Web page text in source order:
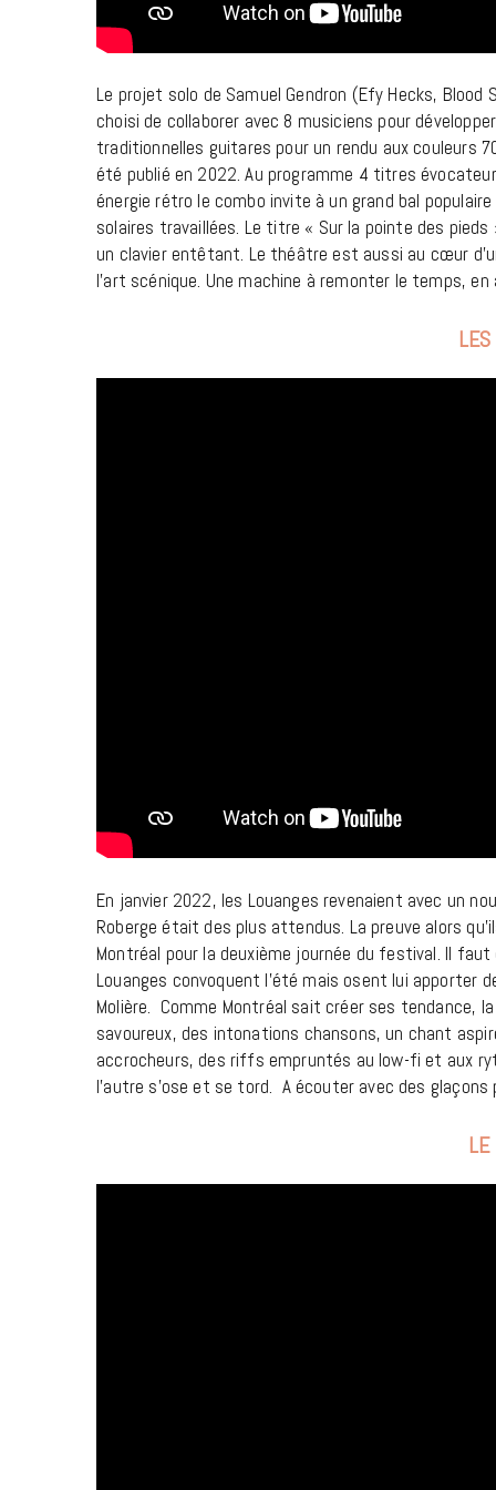
Le projet solo de Samuel Gendron (Efy Hecks,
choisi de collaborer avec 8 musiciens pour
traditionnelles guitares pour un rendu aux couleurs
été publié en 2022. Au programme 4 titres
énergie rétro le combo invite à un grand bal
solaires travaillées. Le titre « Sur la pointe des
un clavier entêtant. Le théâtre est aussi au cœur
l’art scénique. Une machine à remonter le temps,
En janvier 2022, les Louanges revenaient avec un
Roberge était des plus attendus. La preuve alors
Montréal pour la deuxième journée du festival. Il
Louanges convoquent l’été mais osent lui apporter
Molière. Comme Montréal sait créer ses tendance,
savoureux, des intonations chansons, un chant
accrocheurs, des riffs empruntés au low-fi et aux
l’autre s’ose et se tord. A écouter avec des glaçons
LE